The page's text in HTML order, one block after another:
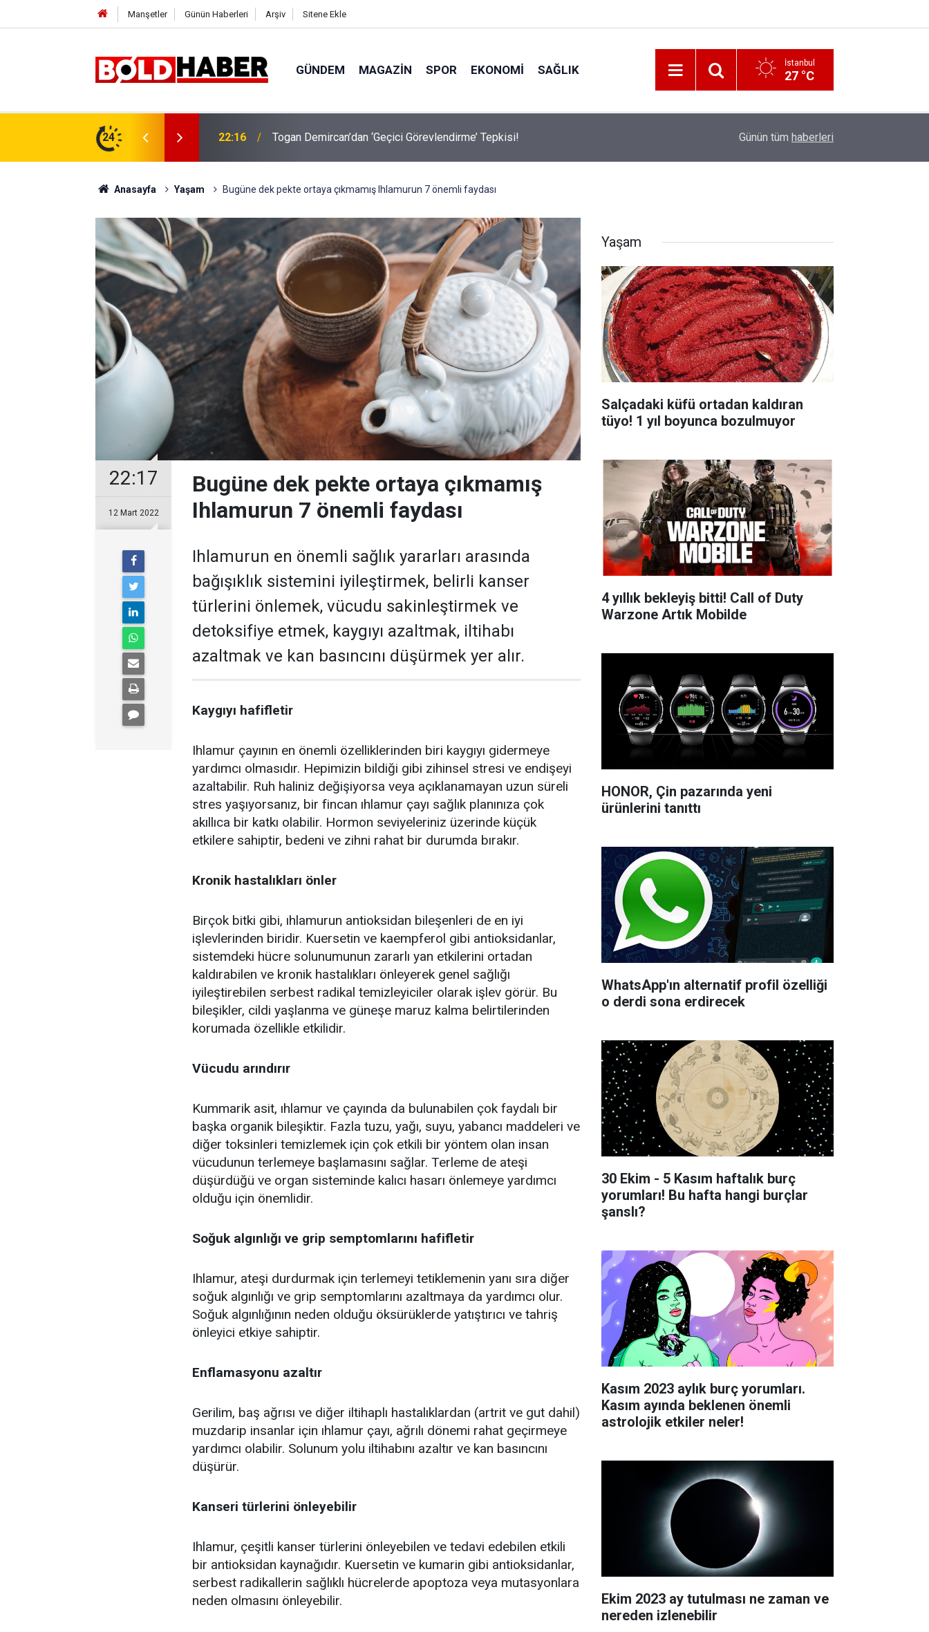
Manşetler Günün Haberleri Arşiv Sitene Ekle
GÜNDEM MAGAZIN SPOR EKONOMI SAĞLIK İstanbul
27 °C
24 19:32 Sıcak Havalarda Ödem Şikayetini Hafife Almayın! İzmir 112’de Kan Donduran İddialar!
Günün tüm haberleri
Anasayfa Yaşam Bugüne dek pekte ortaya çıkmamış Ihlamurun 7 önemli faydası
22:17
12 Mart 2022
Bugüne dek pekte ortaya çıkmamış
Ihlamurun 7 önemli faydası
Ihlamurun en önemli sağlık yararları arasında
bağışıklık sistemini iyileştirmek, belirli kanser
türlerini önlemek, vücudu sakinleştirmek ve
detoksifiye etmek, kaygıyı azaltmak, iltihabı
azaltmak ve kan basıncını düşürmek yer alır.
Kaygıyı hafifletir
Ihlamur çayının en önemli özelliklerinden biri kaygıyı gidermeye
yardımcı olmasıdır. Hepimizin bildiği gibi zihinsel stresi ve endişeyi
azaltabilir. Ruh haliniz değişiyorsa veya açıklanamayan uzun süreli
stres yaşıyorsanız, bir fincan ıhlamur çayı sağlık planınıza çok
akıllıca bir katkı olabilir. Hormon seviyeleriniz üzerinde küçük
etkilere sahiptir, bedeni ve zihni rahat bir durumda bırakır.
Kronik hastalıkları önler
Birçok bitki gibi, ıhlamurun antioksidan bileşenleri de en iyi
işlevlerinden biridir. Kuersetin ve kaempferol gibi antioksidanlar,
sistemdeki hücre solunumunun zararlı yan etkilerini ortadan
kaldırabilen ve kronik hastalıkları önleyerek genel sağlığı
iyileştirebilen serbest radikal temizleyiciler olarak işlev görür. Bu
bileşikler, cildi yaşlanma ve güneşe maruz kalma belirtilerinden
korumada özellikle etkilidir.
Vücudu arındırır
Kummarik asit, ıhlamur ve çayında da bulunabilen çok faydalı bir
başka organik bileşiktir. Fazla tuzu, yağı, suyu, yabancı maddeleri ve
diğer toksinleri temizlemek için çok etkili bir yöntem olan insan
vücudunun terlemeye başlamasını sağlar. Terleme de ateşi
düşürdüğü ve organ sisteminde kalıcı hasarı önlemeye yardımcı
olduğu için önemlidir.
Soğuk algınlığı ve grip semptomlarını hafifletir
Ihlamur, ateşi durdurmak için terlemeyi tetiklemenin yanı sıra diğer
soğuk algınlığı ve grip semptomlarını azaltmaya da yardımcı olur.
Soğuk algınlığının neden olduğu öksürüklerde yatıştırıcı ve tahriş
önleyici etkiye sahiptir.
Enflamasyonu azaltır
Gerilim, baş ağrısı ve diğer iltihaplı hastalıklardan (artrit ve gut dahil)
muzdarip insanlar için ıhlamur çayı, ağrılı dönemi rahat geçirmeye
yardımcı olabilir. Solunum yolu iltihabını azaltır ve kan basıncını
düşürür.
Kanseri türlerini önleyebilir
Ihlamur, çeşitli kanser türlerini önleyebilen ve tedavi edebilen etkili
bir antioksidan kaynağıdır. Kuersetin ve kumarin gibi antioksidanlar,
serbest radikallerin sağlıklı hücrelerde apoptoza veya mutasyonlara
neden olmasını önleyebilir.
Yaşam
Salçadaki küfü ortadan kaldıran
tüyo! 1 yıl boyunca bozulmuyor
4 yıllık bekleyiş bitti! Call of Duty
Warzone Artık Mobilde
HONOR, Çin pazarında yeni
ürünlerini tanıttı
WhatsApp'ın alternatif profil özelliği
o derdi sona erdirecek
30 Ekim - 5 Kasım haftalık burç
yorumları! Bu hafta hangi burçlar
şanslı?
Kasım 2023 aylık burç yorumları.
Kasım ayında beklenen önemli
astrolojik etkiler neler!
Ekim 2023 ay tutulması ne zaman ve
nereden izlenebilir